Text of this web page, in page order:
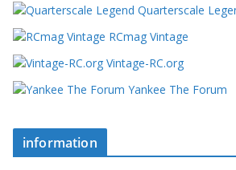
Quarterscale
RCmag Vintage
Vintage-RC.org
Yankee The Forum
information